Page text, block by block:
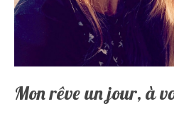
Mon rêve un jour, à